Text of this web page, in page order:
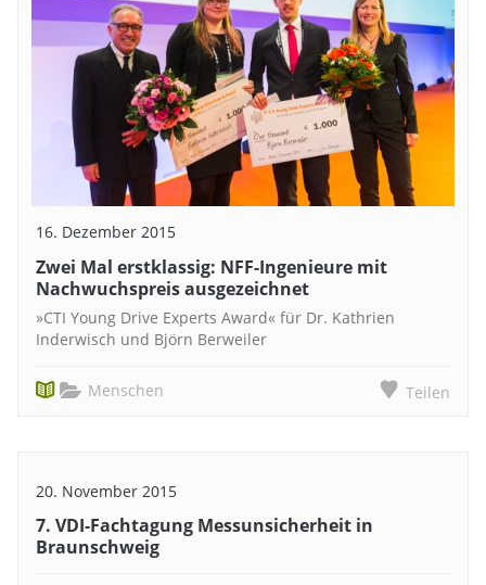
16. Dezember 2015
Zwei Mal erstklassig: NFF-Ingenieure mit
Nachwuchspreis ausgezeichnet
»CTI Young Drive Experts Award« für Dr. Kathrien
Inderwisch und Björn Berweiler
Menschen Teilen
20. November 2015
7. VDI-Fachtagung Messunsicherheit in
Braunschweig